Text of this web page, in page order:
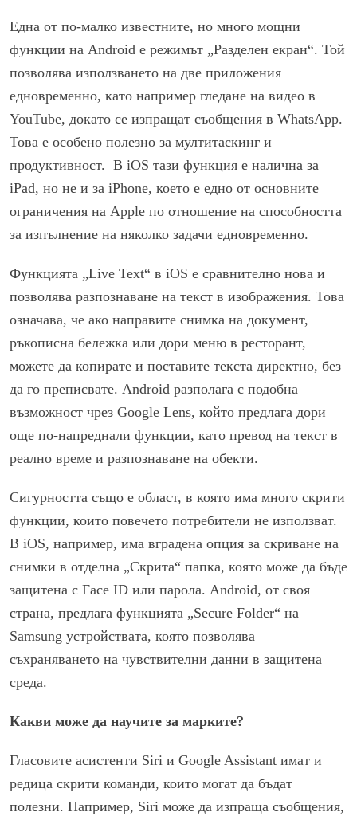
Една от по-малко известните, но много мощни
функции на Android е режимът „Разделен екран“. Той
позволява използването на две приложения
едновременно, като например гледане на видео в
YouTube, докато се изпращат съобщения в WhatsApp.
Това е особено полезно за мултитаскинг и
продуктивност. В iOS тази функция е налична за
iPad, но не и за iPhone, което е едно от основните
ограничения на Apple по отношение на способността
за изпълнение на няколко задачи едновременно.
Функцията „Live Text“ в iOS е сравнително нова и
позволява разпознаване на текст в изображения. Това
означава, че ако направите снимка на документ,
ръкописна бележка или дори меню в ресторант,
можете да копирате и поставите текста директно, без
да го преписвате. Android разполага с подобна
възможност чрез Google Lens, който предлага дори
още по-напреднали функции, като превод на текст в
реално време и разпознаване на обекти.
Сигурността също е област, в която има много скрити
функции, които повечето потребители не използват.
В iOS, например, има вградена опция за скриване на
снимки в отделна „Скрита“ папка, която може да бъде
защитена с Face ID или парола. Android, от своя
страна, предлага функцията „Secure Folder“ на
Samsung устройствата, която позволява
съхраняването на чувствителни данни в защитена
среда.
Какви може да научите за марките?
Гласовите асистенти Siri и Google Assistant имат и
редица скрити команди, които могат да бъдат
полезни. Например, Siri може да изпраща съобщения,